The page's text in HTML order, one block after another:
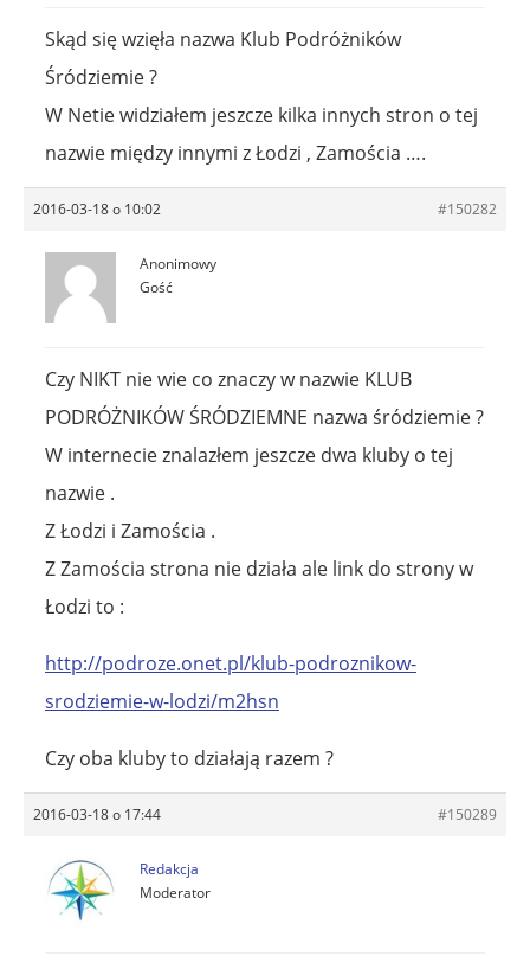
Skąd się wzięła nazwa Klub Podróżników
Śródziemie ?
W Netie widziałem jeszcze kilka innych stron o tej
nazwie między innymi z Łodzi , Zamościa ….
2016-03-18 o 10:02 #150282
Anonimowy
Gość
Czy NIKT nie wie co znaczy w nazwie KLUB
PODRÓŻNIKÓW ŚRÓDZIEMNE nazwa śródziemie ?
W internecie znalazłem jeszcze dwa kluby o tej
nazwie .
Z Łodzi i Zamościa .
Z Zamościa strona nie działa ale link do strony w
Łodzi to :
http://podroze.onet.pl/klub-podroznikow-
srodziemie-w-lodzi/m2hsn
Czy oba kluby to działają razem ?
2016-03-18 o 17:44 #150289
Redakcja
Moderator